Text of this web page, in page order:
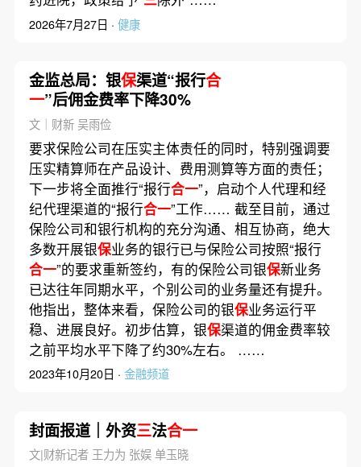
2026年7月27日 · 健康
金监总局：银保渠道“报行合
一”后佣金费率下降30%
文｜财新 吴雨俭
要求保险公司在压实主体责任的同时，特别强调要
压实精算师在产品设计、费用测算等方面的责任；
下一步将全面推行“报行合一”，启动个人代理和经
纪代理渠道的“报行合一”工作…… 截至目前，通过
保险公司和银行机构的充分沟通、相互协商，绝大
多数开展银保业务的银行已与保险公司按照“报行
合一”的要求重新签约，有的保险公司银保新业务
已达往年同期水平，个别公司的业务量还有提升。
他指出，整体来看，保险公司的银保业务运行平
稳、进展良好。初步估算，银保渠道的佣金费率较
之前平均水平下降了约30%左右。 ……
2023年10月20日 · 金融频道
封面报道｜外资三法合一
文|财新记者 王力为 张娱 单玉晓